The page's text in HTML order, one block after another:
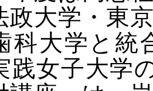
政大学・東
科大学と統
践女子大学